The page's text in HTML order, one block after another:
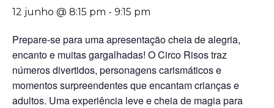
12 junho @ 8:15 pm - 9:15 pm
Prepare-se para uma apresentação cheia de alegria,
encanto e muitas gargalhadas! O Circo Risos traz
números divertidos, personagens carismáticos e
momentos surpreendentes que encantam crianças e
adultos. Uma experiência leve e cheia de magia para